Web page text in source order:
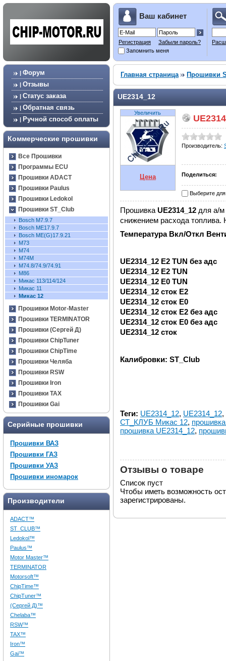
Ваш кабинет
Регистрация
Забыли пароль?
Запомнить меня
| Форум
| Отзывы
| Статус заказа
| Обратная связь
| Ручной способ оплаты
Коммерческие прошивки
Все Прошивки
Программы ECU
Прошивки ADACT
Прошивки Paulus
Прошивки Ledokol
Прошивки ST_Club
Bosch М7.9.7
Bosch ME17.9.7
Bosch ME(G)17.9.21
М73
M74
M74M
М74.8/74.9/74.91
M86
Микас 113/114/124
Микас 11
Микас 12
Прошивки Motor-Master
Прошивки TERMINATOR
Прошивки (Сергей Д)
Прошивки ChipTuner
Прошивки ChipTime
Прошивки Челяба
Прошивки RSW
Прошивки Iron
Прошивки TAX
Прошивки Gai
Серийные прошивки
Прошивки ВАЗ
Прошивки ГАЗ
Прошивки УАЗ
Прошивки иномарок
Производители
ADACT™
ST_CLUB™
Ledokol™
Paulus™
Motor Master™
TERMINATOR
Motorsoft™
ChipTime™
ChipTuner™
(Сергей Д)™
Chelaba™
RSW™
TAX™
Iron™
Gai™
Главная страница Прошивки
UE2314_12
Увеличить
Цена
Производитель:
Поделиться:
Выберите
Прошивка UE2314_12 для а/м
снижением расхода
Температура Вкл/Откл
UE2314_12 E2 TUN без адс
UE2314_12 E2 TUN
UE2314_12 E0 TUN
UE2314_12 сток E2
UE2314_12 сток E0
UE2314_12 сток E2 без адс
UE2314_12 сток E0 без адс
UE2314_12 сток
Калибровки: ST_Club
Теги: UE2314_12, UE2314_12,
СТ_КЛУБ Микас 12,
прошивка UE2314_12,
Отзывы о товаре
Список пуст
Чтобы иметь возможность
зарегистрированы.